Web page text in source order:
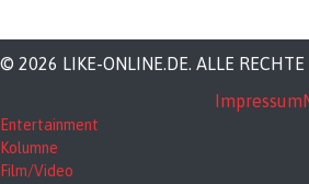
© 2026 LIKE-ONLINE.DE. ALLE RECHTE
Impressum
Entertainment
Kolumne
Film/Video